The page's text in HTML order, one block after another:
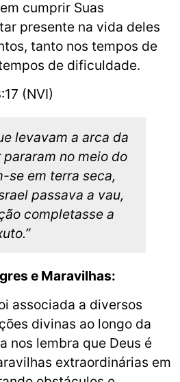
cumprir Suas
presente na vida deles
tanto nos tempos de
de dificuldade.
(NVI)
levavam a arca da
no meio do
se em terra seca,
passava a vau,
completasse a
e Maravilhas:
associada a diversos
divinas ao longo da
nos lembra que Deus é
extraordinárias em